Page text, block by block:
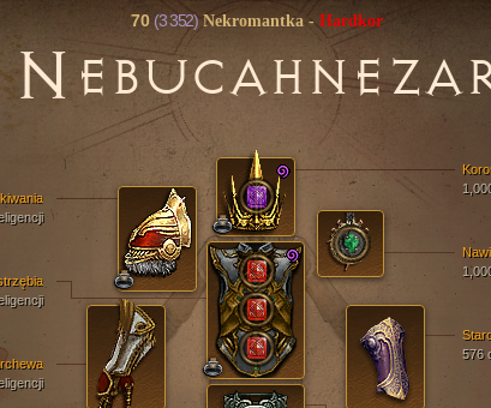
70 (3 352)Nekromantka - Hardkor
N
576